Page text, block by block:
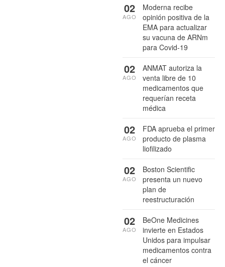
Moderna recibe
opinión positiva de la
EMA para actualizar
su vacuna de ARNm
para Covid-19
02
AGO
ANMAT autoriza la
venta libre de 10
medicamentos que
requerían receta
médica
02
AGO
FDA aprueba el primer
producto de plasma
liofilizado
02
AGO
Boston Scientific
presenta un nuevo
plan de
reestructuración
02
AGO
BeOne Medicines
invierte en Estados
Unidos para impulsar
medicamentos contra
el cáncer
02
AGO